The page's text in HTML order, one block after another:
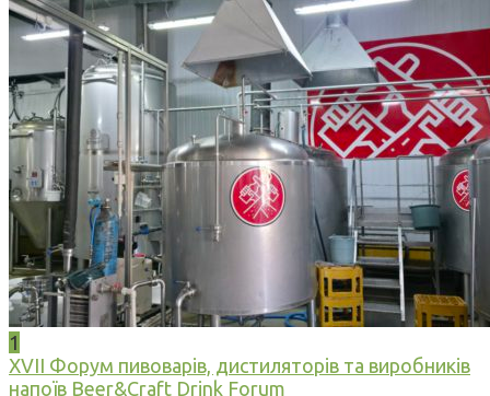
1
XVII Форум пивоварів, дистиляторів та виробників
напоїв Beer&Craft Drink Forum